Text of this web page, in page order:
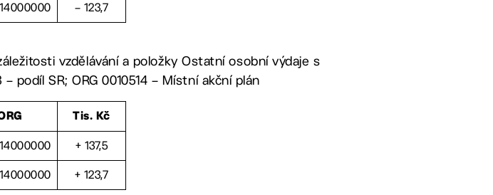
– 123,7
vzdělávání a položky Ostatní osobní výdaje s
podíl SR; ORG 0010514 – Místní akční plán
Tis. Kč
+ 137,5
+ 123,7